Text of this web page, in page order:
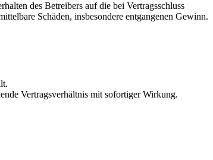
des Betreibers auf die bei Vertragsschluss
Schäden, insbesondere entgangenen Gewinn.
Vertragsverhältnis mit sofortiger Wirkung.